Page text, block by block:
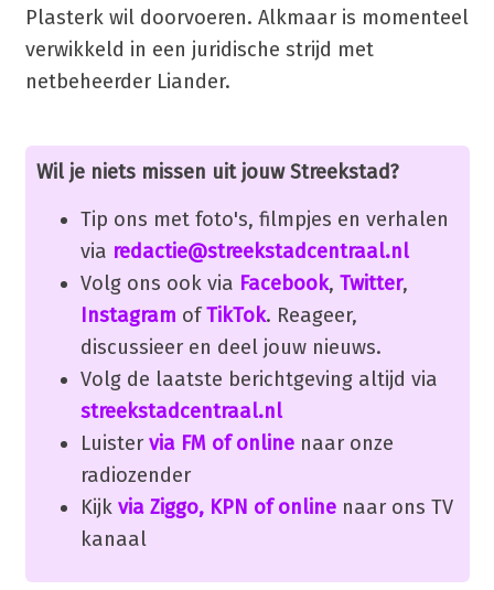
Plasterk wil doorvoeren. Alkmaar is momenteel
verwikkeld in een juridische strijd met
netbeheerder Liander.
Wil je niets missen uit jouw Streekstad?
Tip ons met foto's, filmpjes en verhalen
via redactie@streekstadcentraal.nl
Volg ons ook via Facebook, Twitter,
Instagram ofTikTok. Reageer,
discussieer en deel jouw nieuws.
Volg de laatste berichtgeving altijd via
streekstadcentraal.nl
Luister via FM of onlinenaar onze
radiozender
Kijk via Ziggo, KPN of onlinenaar ons TV
kanaal